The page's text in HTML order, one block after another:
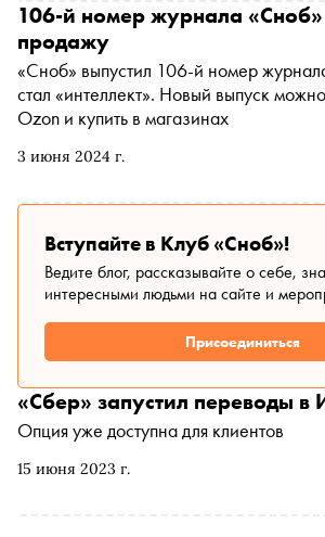
3 июня 2024 г.
106-й номер журнала «Сноб»
продажу
«Сноб» выпустил 106-й номер
стал «интеллект». Новый выпуск
Ozon и купить в магазинах
Вступайте в Клуб «Сноб»!
Ведите блог, рассказывайте о себе,
интересными людьми на сайте и
Присоединиться
15 июня 2023 г.
«Сбер» запустил переводы в
Опция уже доступна для клиентов